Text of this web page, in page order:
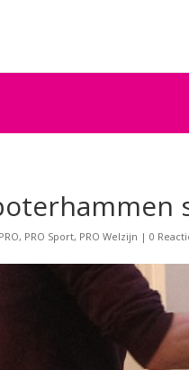
PRO, PRO Sport, PRO Welzijn |0